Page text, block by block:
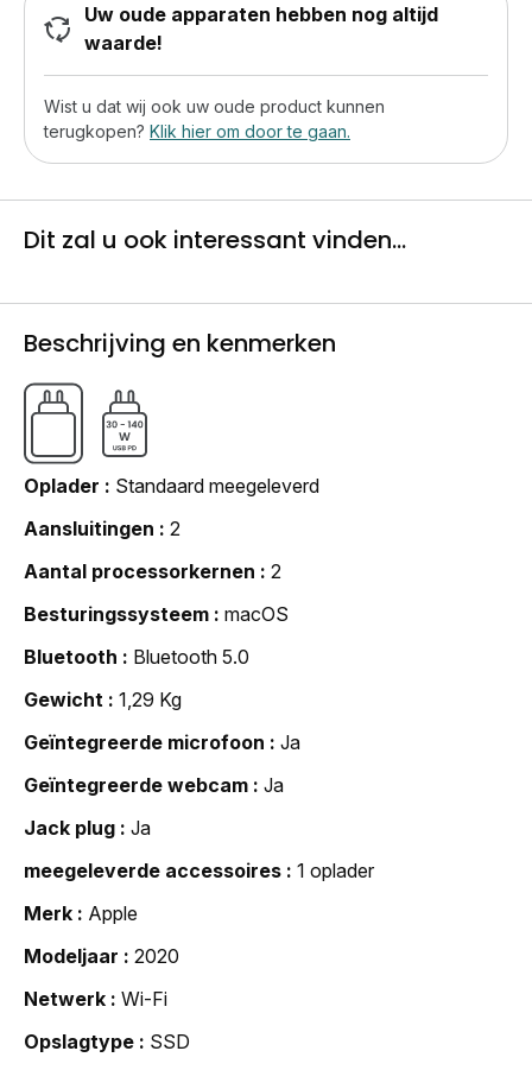
Uw oude apparaten hebben nog altijd
waarde!
Wist u dat wij ook uw oude product kunnen
terugkopen? Klik hier om door te gaan.
Dit zal u ook interessant vinden...
Beschrijving en kenmerken
Oplader
Standaard meegeleverd
Aansluitingen
2
Aantal processorkernen
2
Besturingssysteem
macOS
Bluetooth
Bluetooth 5.0
Gewicht
1,29 Kg
Geïntegreerde microfoon
Ja
Geïntegreerde webcam
Ja
Jack plug
Ja
meegeleverde accessoires
1 oplader
Merk
Apple
Modeljaar
2020
Netwerk
Wi-Fi
Opslagtype
SSD